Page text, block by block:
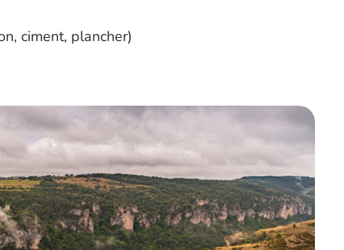
ciment, plancher)